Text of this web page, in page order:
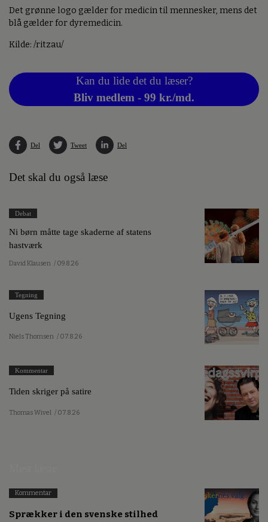
Det grønne logo gælder for medicin til mennesker, mens det
blå gælder for dyremedicin.
Kilde: /ritzau/
Kan du lide det du læser?
Bliv medlem - 99 kr./md.
Del Tweet Del
Det skal du også læse
Debat
Ni børn måtte tage skaderne af statens
hastværk
David Klausen / 09.8.26
Tegning
Ugens Tegning
Niels Thomsen / 07.8.26
Kommentar
Tiden skriger på satire
Thomas Wivel / 07.8.26
Kommentar
Sprækker i den svenske stilhed